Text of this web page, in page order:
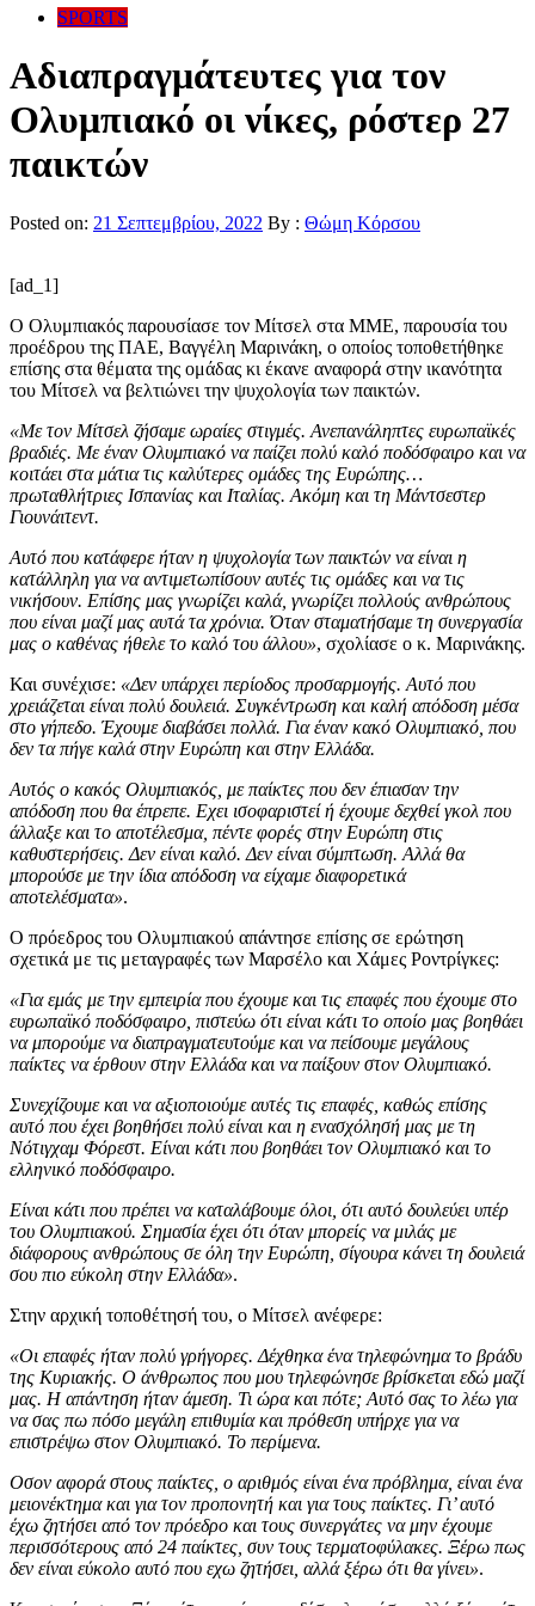
SPORTS
Αδιαπραγμάτευτες για τον
Ολυμπιακό οι νίκες, ρόστερ 27
παικτών
Posted on: 21 Σεπτεμβρίου, 2022 By : Θώμη Κόρσου
[ad_1]
Ο Ολυμπιακός παρουσίασε τον Μίτσελ στα ΜΜΕ, παρουσία του
προέδρου της ΠΑΕ, Βαγγέλη Μαρινάκη, ο οποίος τοποθετήθηκε
επίσης στα θέματα της ομάδας κι έκανε αναφορά στην ικανότητα
του Μίτσελ να βελτιώνει την ψυχολογία των παικτών.
«Με τον Μίτσελ ζήσαμε ωραίες στιγμές. Ανεπανάληπτες ευρωπαϊκές
βραδιές. Με έναν Ολυμπιακό να παίζει πολύ καλό ποδόσφαιρο και να
κοιτάει στα μάτια τις καλύτερες ομάδες της Ευρώπης…
πρωταθλήτριες Ισπανίας και Ιταλίας. Ακόμη και τη Μάντσεστερ
Γιουνάιτεντ.
Αυτό που κατάφερε ήταν η ψυχολογία των παικτών να είναι η
κατάλληλη για να αντιμετωπίσουν αυτές τις ομάδες και να τις
νικήσουν. Επίσης μας γνωρίζει καλά, γνωρίζει πολλούς ανθρώπους
που είναι μαζί μας αυτά τα χρόνια. Όταν σταματήσαμε τη συνεργασία
μας ο καθένας ήθελε το καλό του άλλου», σχολίασε ο κ. Μαρινάκης.
Και συνέχισε: «Δεν υπάρχει περίοδος προσαρμογής. Αυτό που
χρειάζεται είναι πολύ δουλειά. Συγκέντρωση και καλή απόδοση μέσα
στο γήπεδο. Έχουμε διαβάσει πολλά. Για έναν κακό Ολυμπιακό, που
δεν τα πήγε καλά στην Ευρώπη και στην Ελλάδα.
Αυτός ο κακός Ολυμπιακός, με παίκτες που δεν έπιασαν την
απόδοση που θα έπρεπε. Εχει ισοφαριστεί ή έχουμε δεχθεί γκολ που
άλλαξε και το αποτέλεσμα, πέντε φορές στην Ευρώπη στις
καθυστερήσεις. Δεν είναι καλό. Δεν είναι σύμπτωση. Αλλά θα
μπορούσε με την ίδια απόδοση να είχαμε διαφορετικά
αποτελέσματα».
Ο πρόεδρος του Ολυμπιακού απάντησε επίσης σε ερώτηση
σχετικά με τις μεταγραφές των Μαρσέλο και Χάμες Ροντρίγκες:
«Για εμάς με την εμπειρία που έχουμε και τις επαφές που έχουμε στο
ευρωπαϊκό ποδόσφαιρο, πιστεύω ότι είναι κάτι το οποίο μας βοηθάει
να μπορούμε να διαπραγματευτούμε και να πείσουμε μεγάλους
παίκτες να έρθουν στην Ελλάδα και να παίξουν στον Ολυμπιακό.
Συνεχίζουμε και να αξιοποιούμε αυτές τις επαφές, καθώς επίσης
αυτό που έχει βοηθήσει πολύ είναι και η ενασχόλησή μας με τη
Νότιγχαμ Φόρεστ. Είναι κάτι που βοηθάει τον Ολυμπιακό και το
ελληνικό ποδόσφαιρο.
Είναι κάτι που πρέπει να καταλάβουμε όλοι, ότι αυτό δουλεύει υπέρ
του Ολυμπιακού. Σημασία έχει ότι όταν μπορείς να μιλάς με
διάφορους ανθρώπους σε όλη την Ευρώπη, σίγουρα κάνει τη δουλειά
σου πιο εύκολη στην Ελλάδα».
Στην αρχική τοποθέτησή του, ο Μίτσελ ανέφερε:
«Οι επαφές ήταν πολύ γρήγορες. Δέχθηκα ένα τηλεφώνημα το βράδυ
της Κυριακής. Ο άνθρωπος που μου τηλεφώνησε βρίσκεται εδώ μαζί
μας. Η απάντηση ήταν άμεση. Τι ώρα και πότε; Αυτό σας το λέω για
να σας πω πόσο μεγάλη επιθυμία και πρόθεση υπήρχε για να
επιστρέψω στον Ολυμπιακό. Το περίμενα.
Οσον αφορά στους παίκτες, ο αριθμός είναι ένα πρόβλημα, είναι ένα
μειονέκτημα και για τον προπονητή και για τους παίκτες. Γι’ αυτό
έχω ζητήσει από τον πρόεδρο και τους συνεργάτες να μην έχουμε
περισσότερους από 24 παίκτες, συν τους τερματοφύλακες. Ξέρω πως
δεν είναι εύκολο αυτό που εχω ζητήσει, αλλά ξέρω ότι θα γίνει».